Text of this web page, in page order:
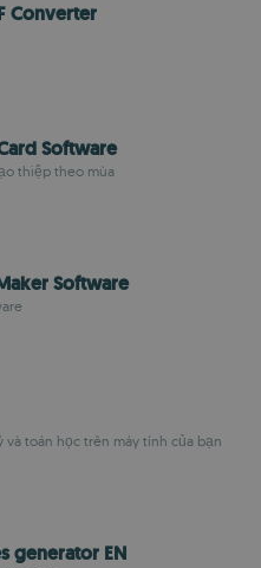
Converter
Software
thiệp theo mùa
Software
và toán học trên máy tính của bạn
generator EN